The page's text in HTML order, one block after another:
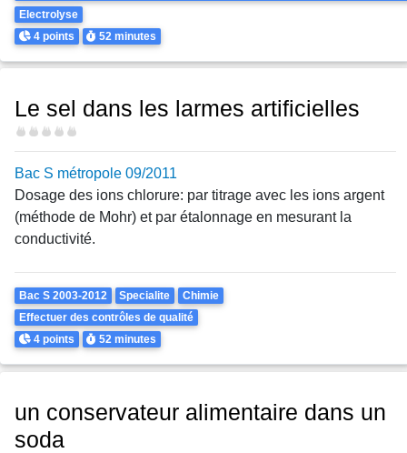
Electrolyse
Points
4 points Durée
52 minutes
Le sel dans les larmes artificielles
Difficulté
Bac S métropole 09/2011
Dosage des ions chlorure: par titrage avec les ions argent
(méthode de Mohr) et par étalonnage en mesurant la
conductivité.
Theme
Bac S 2003-2012 Specialite
Chimie
Effectuer des contrôles de qualité
Points
4 points Durée
52 minutes
un conservateur alimentaire dans un
soda